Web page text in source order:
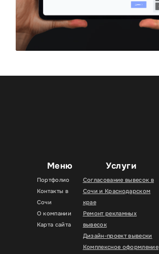
Меню
Портфолио
Контакты в
Сочи
О компании
Карта сайта
Услуги
Согласование вывесок в
Сочи и Краснодарском
крае
Ремонт рекламных
вывесок
Дизайн-проект вывески
Комплексное оформление